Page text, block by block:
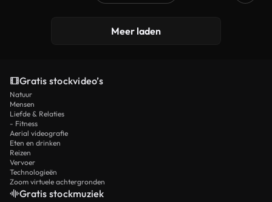
Meer laden
Gratis stockvideo’s
Natuur
Mensen
Liefde & Relaties
- Fitness
Aerial videografie
Eten en drinken
Reizen
Vervoer
Technologieën
Zoom virtuele achtergronden
Gratis stockmuziek